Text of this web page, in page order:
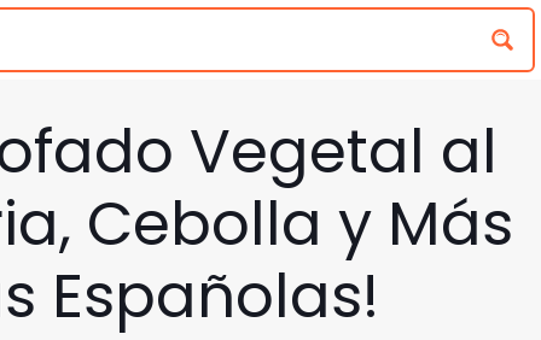
Vegetal al
Cebolla y Más
Españolas!